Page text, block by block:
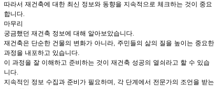
따라서 재건축에 대한 최신 정보와 동향을 지속적으로 체크하는 것이 중요
합니다.
마무리
궁금했던 재건축 정보에 대해 알아보았습니다.
재건축은 단순한 건물의 변화가 아니라, 주민들의 삶의 질을 높이는 중요한
과정을 내포하고 있습니다.
이 과정을 잘 이해하고 준비하는 것이 재건축 성공의 열쇠라고 할 수 있습
니다.
지속적인 정보 수집과 준비가 필요하며, 각 단계에서 전문가의 조언을 받는